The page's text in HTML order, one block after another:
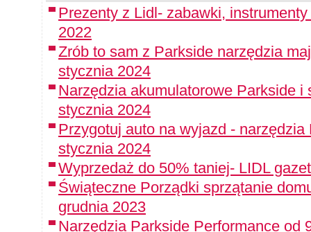
Prezenty z Lidl- zabawki,
2022
Zrób to sam z Parkside narzędzia
stycznia 2024
Narzędzia akumulatorowe Parkside i
stycznia 2024
Przygotuj auto na wyjazd -
stycznia 2024
Wyprzedaż do 50% taniej- LIDL
Świąteczne Porządki sprzątanie
grudnia 2023
Narzędzia Parkside Performance od